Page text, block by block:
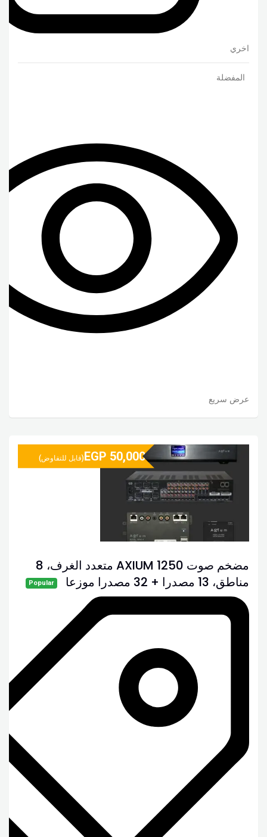
اخري
المفضلة
عرض سريع
مضخم صوت AXIUM 1250 متعدد الغرف، 8
مناطق، 13 مصدرا + 32 مصدرا موزعا
Popular
EGP 50,000 (قابل للتفاوض)